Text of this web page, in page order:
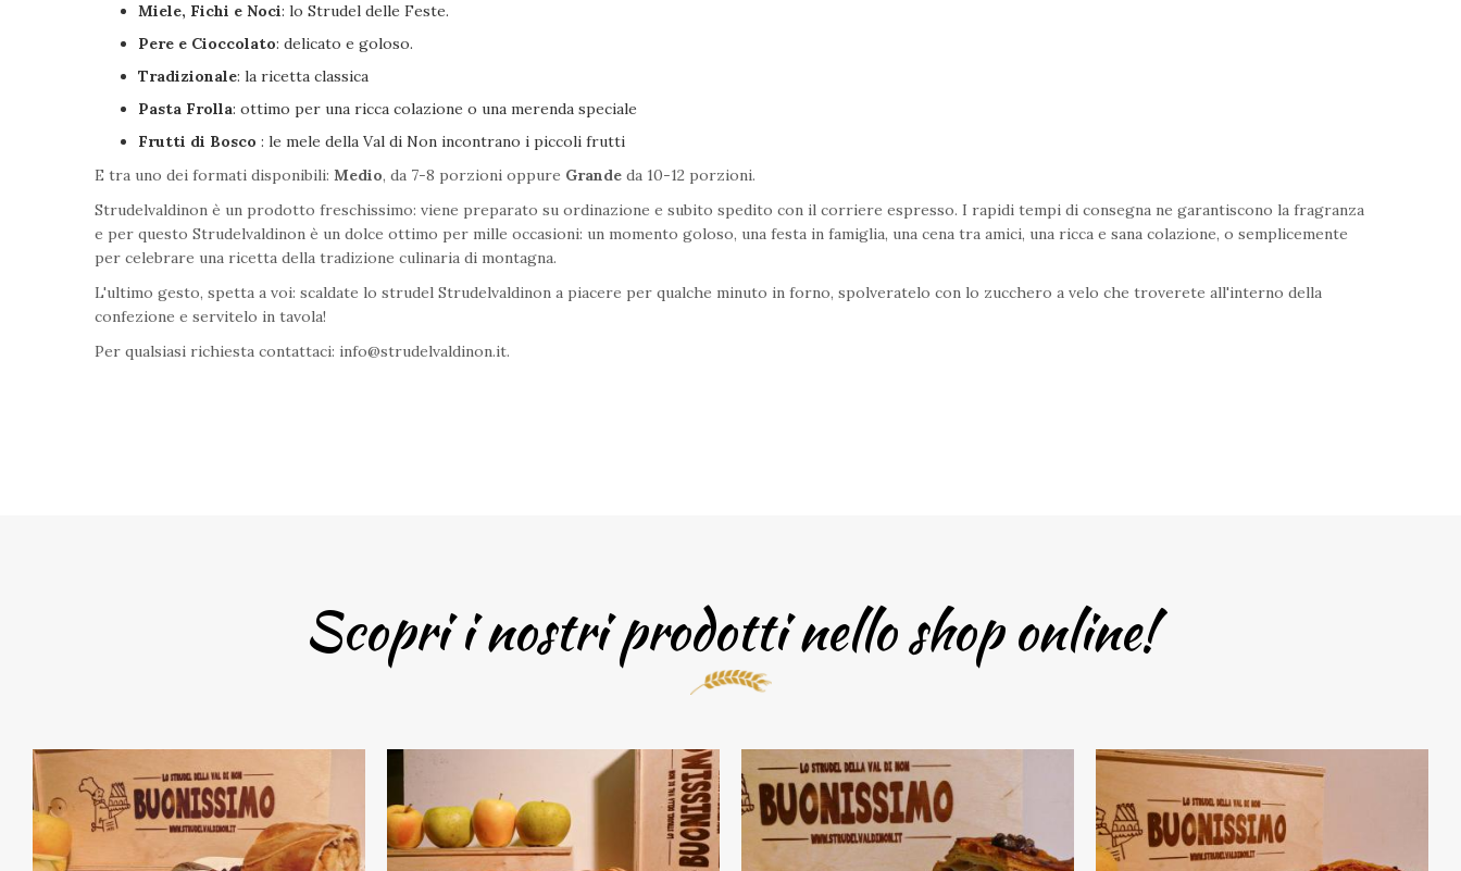
Miele, Fichi e Noci: lo Strudel delle Feste.
Pere e Cioccolato: delicato e goloso.
Tradizionale: la ricetta classica
Pasta Frolla: ottimo per una ricca colazione o una merenda speciale
Frutti di Bosco : le mele della Val di Non incontrano i piccoli frutti
E tra uno dei formati disponibili: Medio, da 7-8 porzioni oppure Grande da 10-12 porzioni.
Strudelvaldinon è un prodotto freschissimo: viene preparato su ordinazione e subito spedito con il corriere espresso. I rapidi tempi di consegna ne garantiscono la fragranza
e per questo Strudelvaldinon è un dolce ottimo per mille occasioni: un momento goloso, una festa in famiglia, una cena tra amici, una ricca e sana colazione, o semplicemente
per celebrare una ricetta della tradizione culinaria di montagna.
L'ultimo gesto, spetta a voi: scaldate lo strudel Strudelvaldinon a piacere per qualche minuto in forno, spolveratelo con lo zucchero a velo che troverete all'interno della
confezione e servitelo in tavola!
Per qualsiasi richiesta contattaci: info@strudelvaldinon.it.
Scopri i nostri prodotti nello shop online!